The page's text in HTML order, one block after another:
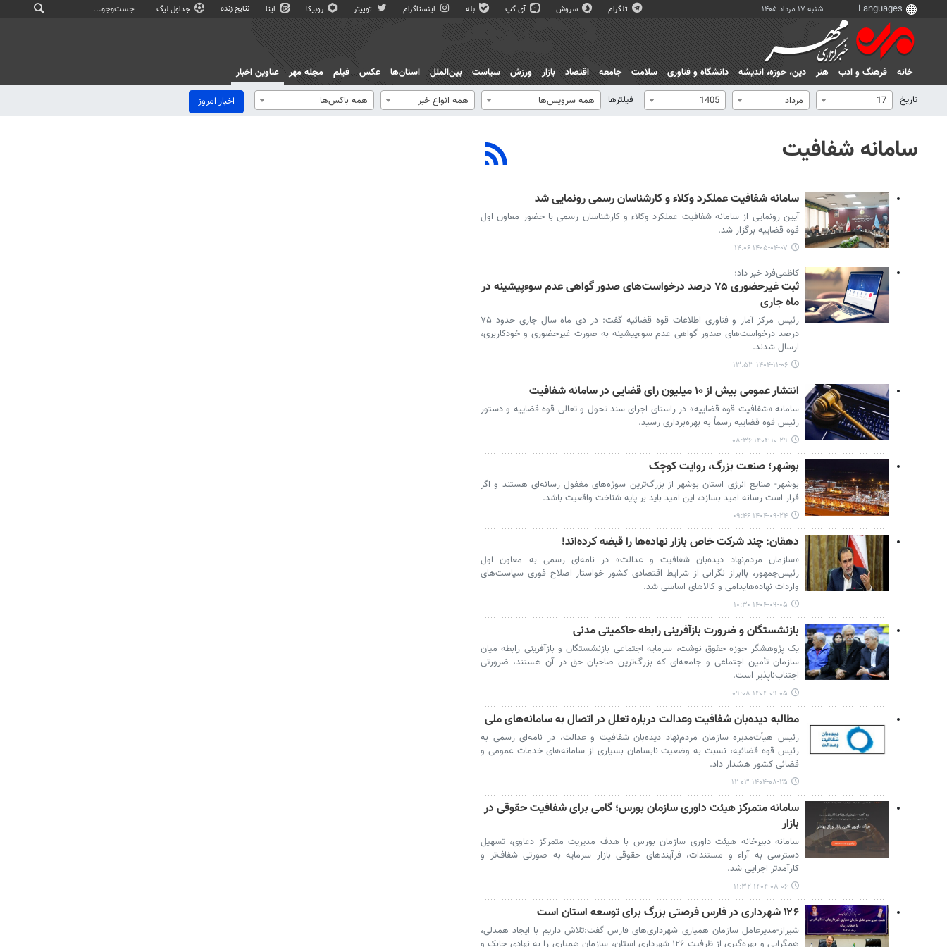
شنبه ۱۷ مرداد ۱۴۰۵ تلگرام سروش آی گپ بله اینستاگرام توییتر روبیکا ایتا نتایج زنده جداول لیگ
خانه فرهنگ و ادب هنر دين، حوزه، انديشه دانشگاه و فناوری سلامت جامعه اقتصاد بازار ورزش سیاست بین‌الملل استان‌ها عکس فیلم مجله مهر
عناوین اخبار
تاریخ
17 مرداد 1405 فیلترها همه سرویس‌ها همه انواع خبر همه باکس‌ها اخبار امروز
سامانه شفافیت
سامانه شفافیت عملکرد وکلاء و کارشناسان رسمی رونمایی شد
آیین رونمایی از سامانه شفافیت عملکرد وکلاء و کارشناسان رسمی با حضور معاون اول
قوه قضاییه برگزار شد.
۱۴۰۵-۰۴-۰۷ ۱۴:۰۶
کاظمی‌فرد خبر داد؛
ثبت غیرحضوری ۷۵ درصد درخواست‌های صدور گواهی عدم سوءپیشینه در
ماه جاری
رئیس مرکز آمار و فناوری اطلاعات قوه قضائیه گفت: در دی ماه سال جاری حدود ۷۵
درصد درخواست‌های صدور گواهی عدم سوءپیشینه به صورت غیرحضوری و خودکاربری،
ارسال شدند.
۱۴۰۴-۱۱-۰۶ ۱۳:۵۳
انتشار عمومی بیش از ۱۰ میلیون رای قضایی در سامانه شفافیت
سامانه «شفافیت قوه قضاییه» در راستای اجرای سند تحول و تعالی قوه قضاییه و دستور
رئیس قوه قضاییه رسماً به بهره‌برداری رسید.
۱۴۰۴-۱۰-۲۹ ۰۸:۳۶
بوشهر؛ صنعت بزرگ، روایت کوچک
بوشهر- صنایع انرژی استان بوشهر از بزرگ‌ترین سوژه‌های مغفول رسانه‌ای هستند و اگر
قرار است رسانه امید بسازد، این امید باید بر پایه شناخت واقعیت باشد.
۱۴۰۴-۰۹-۲۴ ۰۹:۴۶
دهقان: چند شرکت خاص بازار نهاده‌ها را قبضه کرده‌اند!
«سازمان مردم‌نهاد دیده‌بان شفافیت و عدالت» در نامه‌ای رسمی به معاون اول
رئیس‌جمهور، باابراز نگرانی از شرایط اقتصادی کشور خواستار اصلاح فوری سیاست‌های
واردات نهاده‌هایدامی و کالاهای اساسی شد.
۱۴۰۴-۰۹-۰۵ ۱۰:۳۰
بازنشستگان و ضرورت بازآفرینی رابطه حاکمیتی مدنی
یک پژوهشگر حوزه حقوق نوشت، سرمایه اجتماعی بازنشستگان و بازآفرینی رابطه میان
سازمان تأمین اجتماعی و جامعه‌ای که بزرگ‌ترین صاحبان حق در آن هستند، ضرورتی
اجتناب‌ناپذیر است.
۱۴۰۴-۰۹-۰۵ ۰۹:۰۸
مطالبه دیده‌بان شفافیت وعدالت درباره تعلل‌ در اتصال به سامانه‌های ملی
رئیس هیأت‌مدیره سازمان مردم‌نهاد دیده‌بان شفافیت و عدالت، در نامه‌ای رسمی به
رئیس قوه قضائیه، نسبت به وضعیت نابسامان بسیاری از سامانه‌های خدمات عمومی و
قضائی کشور هشدار داد.
۱۴۰۴-۰۸-۲۵ ۱۲:۰۳
سامانه متمرکز هیئت داوری سازمان بورس؛ گامی برای شفافیت حقوقی در
بازار
سامانه دبیرخانه هیئت داوری سازمان بورس با هدف مدیریت متمرکز دعاوی، تسهیل
دسترسی به آراء و مستندات، فرآیندهای حقوقی بازار سرمایه به صورتی شفاف‌تر و
کارآمدتر اجرایی شد.
۱۴۰۴-۰۸-۰۶ ۱۱:۳۲
۱۲۶ شهرداری در فارس فرصتی بزرگ برای توسعه استان است
شیراز-مدیرعامل سازمان همیاری شهرداری‌های فارس گفت:تلاش داریم با ایجاد همدلی،
همگرایی و بهره‌گیری از ظرفیت ۱۲۶ شهرداری استان، سازمان همیاری را به نهادی چابک و